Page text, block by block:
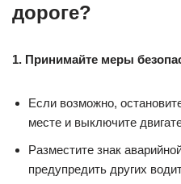
дороге?
1. Принимайте меры
Если возможно,
месте и выключите
Разместите знак
предупредить других